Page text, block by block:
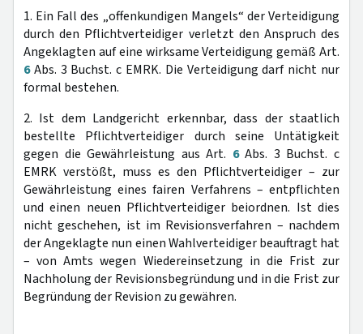
1. Ein Fall des „offenkundigen Mangels“ der Verteidigung
durch den Pflichtverteidiger verletzt den Anspruch des
Angeklagten auf eine wirksame Verteidigung gemäß Art.
6Abs. 3 Buchst. c EMRK. Die Verteidigung darf nicht nur
formal bestehen.
2. Ist dem Landgericht erkennbar, dass der staatlich
bestellte Pflichtverteidiger durch seine Untätigkeit
gegen die Gewährleistung aus Art. 6Abs. 3 Buchst. c
EMRK verstößt, muss es den Pflichtverteidiger – zur
Gewährleistung eines fairen Verfahrens – entpflichten
und einen neuen Pflichtverteidiger beiordnen. Ist dies
nicht geschehen, ist im Revisionsverfahren – nachdem
der Angeklagte nun einen Wahlverteidiger beauftragt hat
– von Amts wegen Wiedereinsetzung in die Frist zur
Nachholung der Revisionsbegründung und in die Frist zur
Begründung der Revision zu gewähren.